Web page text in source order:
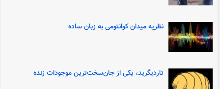
نظریه میدان کوانتومی به زبان ساده
تاردیگرید، یکی از جان‌سخت‌ترین موجودات زنده